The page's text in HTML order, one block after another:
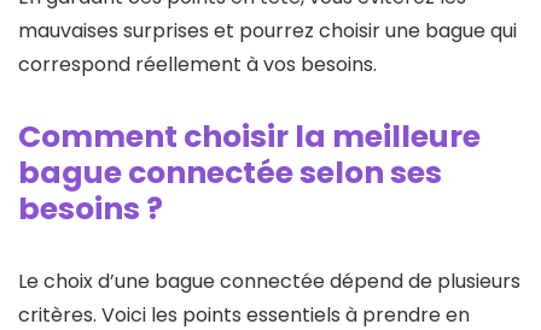
mauvaises surprises et pourrez choisir une bague qui
correspond réellement à vos besoins.
Comment choisir la meilleure
bague connectée selon ses
besoins ?
Le choix d’une bague connectée dépend de plusieurs
critères. Voici les points essentiels à prendre en